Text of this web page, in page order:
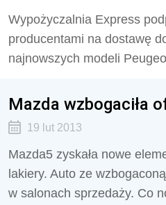
Wypożyczalnia Express
producentami na dostawę
najnowszych modeli
Mazda wzbogaciła
19 lut 2013
Mazda5 zyskała nowe
lakiery. Auto ze
w salonach sprzedaży. Co